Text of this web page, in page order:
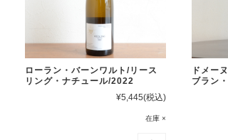
ローラン・バーンワルト/リース
リング・ナチュール/2022
¥5,445(税込)
在庫 ×
ドメー
ブラン